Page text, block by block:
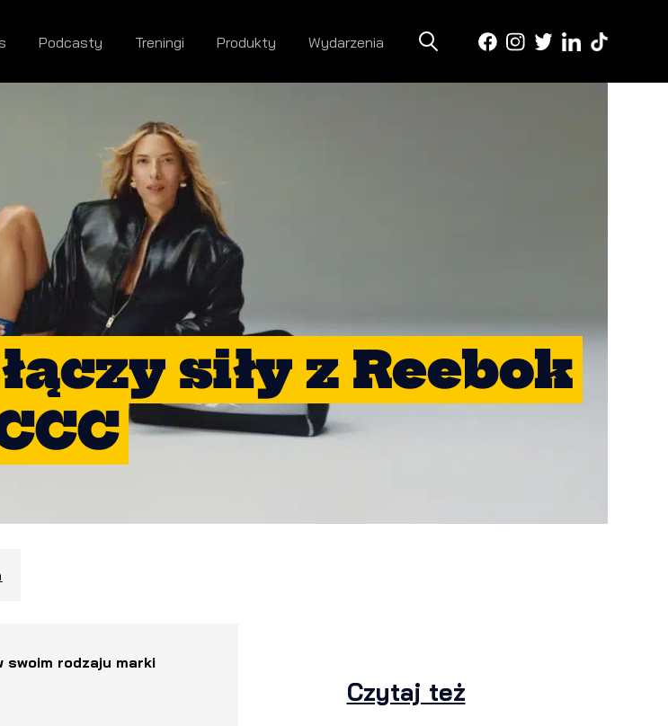
Podcasty Treningi Produkty Wydarzenia
siły z Reebok
rodzaju marki
Czytaj też